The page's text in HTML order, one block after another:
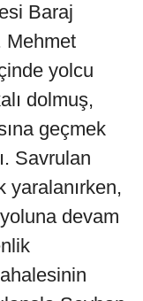
Baraj
Mehmet
yolcu
dolmuş,
geçmek
Savrulan
yaralanırken,
devam